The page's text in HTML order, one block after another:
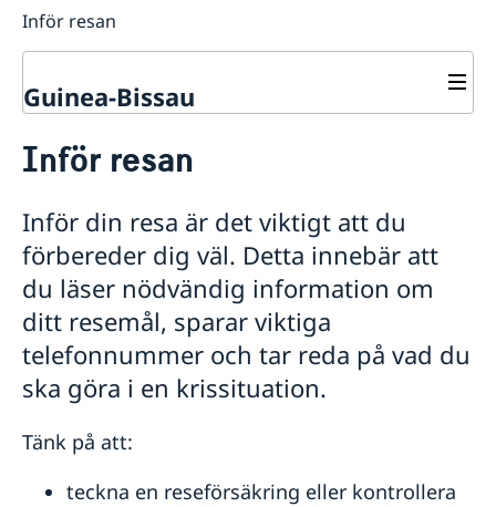
Inför resan
Guinea-Bissau
Hjälp till svenskar i Guinea-Bissau
Akut hjälp
Larmcentraler
Pass utomlands
Provisoriskt pass
Förnyelse av pass
Förlust av pass
Andra konsulära tjänster
Ambassadens reseinformation
Aktuella händelser
Allmänna säkerhetsläget
In- och utresebestämmelser
Terrorism
Naturförhållanden och katastrofer
Trafiksäkerhet
Lokala lagar och sedvänjor
Inför resan
Inför resan
Inför din resa är det viktigt att du
förbereder dig väl. Detta innebär att
du läser nödvändig information om
ditt resemål, sparar viktiga
telefonnummer och tar reda på vad du
ska göra i en krissituation.
Tänk på att:
teckna en reseförsäkring eller kontrollera